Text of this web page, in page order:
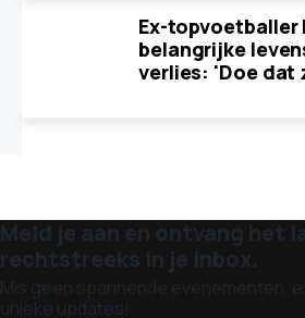
Ex-topvoetballer
belangrijke
verlies: 'Doe dat
Meld je aan en ontvang het
rechtstreeks in je inbox.
Mis geen spannende evenementen,
unieke updates!